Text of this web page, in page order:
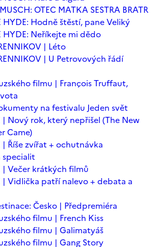
OTEC MATKA SESTRA BRATR
HYDE: Hodně štěstí, pane Veliký
HYDE: Neříkejte mi dědo
| Léto
| U Petrovových řádí
filmu | François Truffaut,
na festivalu Jeden svět
| Nový rok, který nepřišel (The New
Came)
| Říše zvířat + ochutnávka
| Večer krátkých filmů
| Vidlička patří nalevo + debata a
Česko | Předpremiéra
filmu | French Kiss
filmu | Galimatyáš
filmu | Gang Story